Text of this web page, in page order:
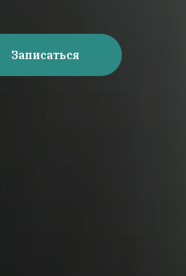
Записаться